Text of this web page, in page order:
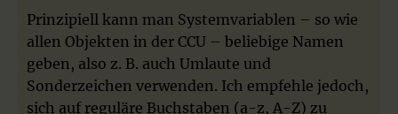
Prinzipiell kann man Systemvariablen – so wie
allen Objekten in der CCU – beliebige Namen
geben, also z. B. auch Umlaute und
Sonderzeichen verwenden. Ich empfehle jedoch,
sich auf reguläre Buchstaben (a-z, A-Z) zu